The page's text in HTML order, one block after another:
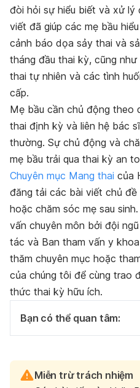
đòi hỏi sự hiểu biết và xử lý
viết đã giúp các mẹ bầu
cảnh báo dọa sảy thai và
tháng đầu thai kỳ, cũng
thai tự nhiên và các tình
cấp.
Mẹ bầu cần chủ động theo
thai định kỳ và liên hệ bác
thường. Sự chủ động và
mẹ bầu trải qua thai kỳ an
Chuyên mục Mang thai của
đăng tải các bài viết chủ
hoặc chăm sóc mẹ sau
vấn chuyên môn bởi đội
tác và Ban tham vấn y
thăm chuyên mục hoặc
của chúng tôi để cùng trao
thức thai kỳ hữu ích.
Bạn có thể quan tâm:
Miễn trừ trách nhiệm